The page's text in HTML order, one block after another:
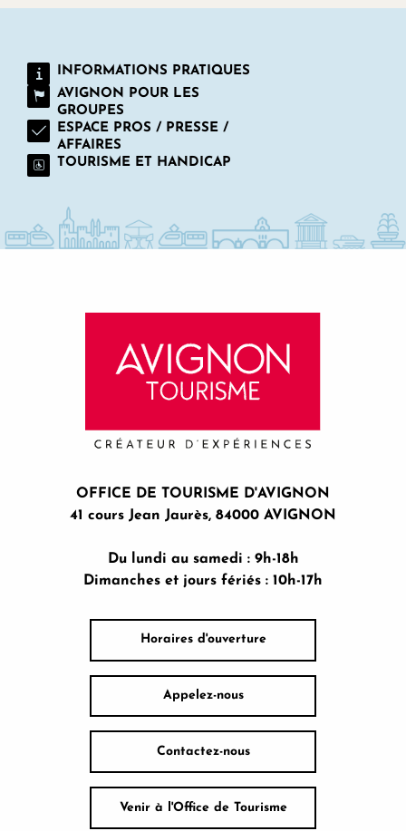
INFORMATIONS PRATIQUES
AVIGNON POUR LES
GROUPES
ESPACE PROS / PRESSE /
AFFAIRES
TOURISME ET HANDICAP
OFFICE DE TOURISME D'AVIGNON
41 cours Jean Jaurès, 84000 AVIGNON
Du lundi au samedi : 9h-18h
Dimanches et jours fériés : 10h-17h
Horaires d'ouverture
Appelez-nous
Contactez-nous
Venir à l'Office de Tourisme